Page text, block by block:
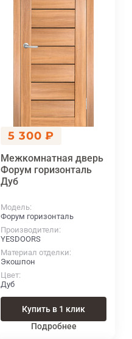
5 300 ₽
Межкомнатная дверь
Форум горизонталь
Дуб
Модель
Форум горизонталь
Производители
YESDOORS
Материал отделки
Экошпон
Цвет
Дуб
Купить в 1 клик
Подробнее